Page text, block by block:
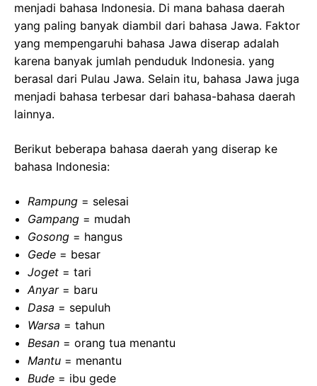
menjadi bahasa Indonesia. Di mana bahasa daerah
yang paling banyak diambil dari bahasa Jawa. Faktor
yang mempengaruhi bahasa Jawa diserap adalah
karena banyak jumlah penduduk Indonesia. yang
berasal dari Pulau Jawa. Selain itu, bahasa Jawa juga
menjadi bahasa terbesar dari bahasa-bahasa daerah
lainnya.
Berikut beberapa bahasa daerah yang diserap ke
bahasa Indonesia:
Rampung = selesai
Gampang = mudah
Gosong = hangus
Gede = besar
Joget = tari
Anyar= baru
Dasa = sepuluh
Warsa = tahun
Besan = orang tua menantu
Mantu = menantu
Bude = ibu gede